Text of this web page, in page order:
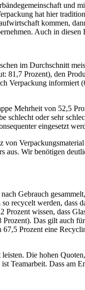
und
hat hier
kommen,
Auch in
im Durchschnitt
81,7 Prozent), den
Verpackung informiert
Mehrheit von 52,5
oder sehr
eingesetzt
Wir benötigen
Gebrauch
recycelt werden, dass
wissen, dass
Das gilt auch
Prozent eine
Die hohen
Teamarbeit. Dass am